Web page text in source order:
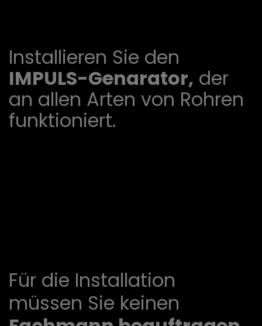
Installieren Sie den
IMPULS-Genarator, der
an allen Arten von Rohren
funktioniert.
Für die Installation
müssen Sie keinen